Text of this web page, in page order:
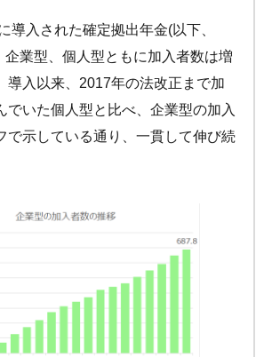
担・年金資産の保護
の選び方
方ガイド
きについて
書類について
いて
導入された確定拠出年金(以下、
企業型、個人型ともに加入者数は増
導入以来、2017年の法改正まで加
でいた個人型と比べ、企業型の加入
で示している通り、一貫して伸び続